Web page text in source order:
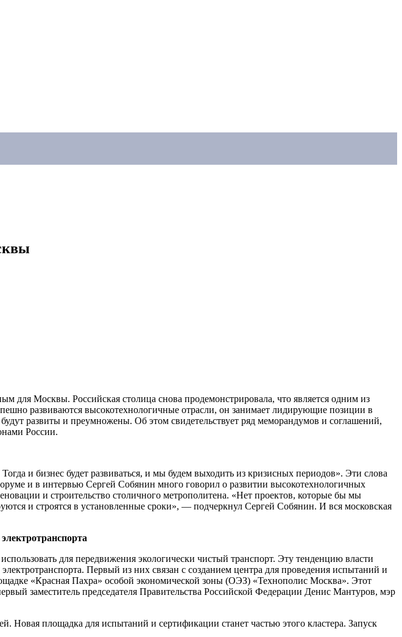
Москвы. Российская столица снова продемонстрировала, что является одним из
развиваются высокотехнологичные отрасли, он занимает лидирующие позиции в
развиты и преумножены. Об этом свидетельствует ряд меморандумов и соглашений,
России.
и бизнес будет развиваться, и мы будем выходить из кризисных периодов». Эти слова
и в интервью Сергей Собянин много говорил о развитии высокотехнологичных
и строительство столичного метрополитена. «Нет проектов, которые бы мы
и строятся в установленные сроки», — подчеркнул Сергей Собянин. И вся московская
для передвижения экологически чистый транспорт. Эту тенденцию власти
Первый из них связан с созданием центра для проведения испытаний и
«Красная Пахра» особой экономической зоны (ОЭЗ) «Технополис Москва». Этот
заместитель председателя Правительства Российской Федерации Денис Мантуров, мэр
Новая площадка для испытаний и сертификации станет частью этого кластера. Запуск